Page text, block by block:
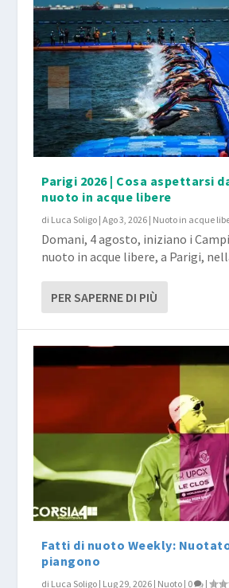
Parigi 2026 | Cosa aspettarsi
nuoto in acque libere
di Luca Soligo |Ago 3, 2026 | Nuoto in acque
Domani, 4 agosto, iniziano i
nuoto in acque libere, a Parigi,
PER SAPERNE DI PIÙ
Fatti di nuoto Weekly:
piangono
di Luca Soligo | Lug 29, 2026 | Nuoto | 0 |